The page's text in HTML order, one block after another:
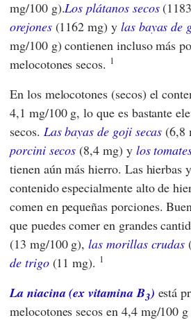
mg/100 g).Los plátanos secos
orejones(1162 mg) y las bayas de
mg/100 g) contienen incluso más
melocotones secos. 1
En los melocotones (secos) el
4,1 mg/100 g, lo que es bastante
secos. Las bayas de goji secas (6,8
porcini secos (8,4 mg) y los
tienen aún más hierro. Las hierbas
contenido especialmente alto de
comen en pequeñas porciones.
que puedes comer en grandes
(13 mg/100 g),las morillas crudas
de trigo(11 mg). 1
La niacina (ex vitamina B3) está
melocotones secos en 4,4 mg/100